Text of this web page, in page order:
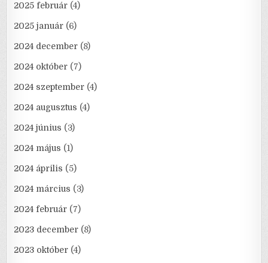
2025 február (4)
2025 január (6)
2024 december (8)
2024 október (7)
2024 szeptember (4)
2024 augusztus (4)
2024 június (3)
2024 május (1)
2024 április (5)
2024 március (3)
2024 február (7)
2023 december (8)
2023 október (4)